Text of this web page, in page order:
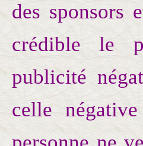
des sponsors
crédible le
publicité
celle